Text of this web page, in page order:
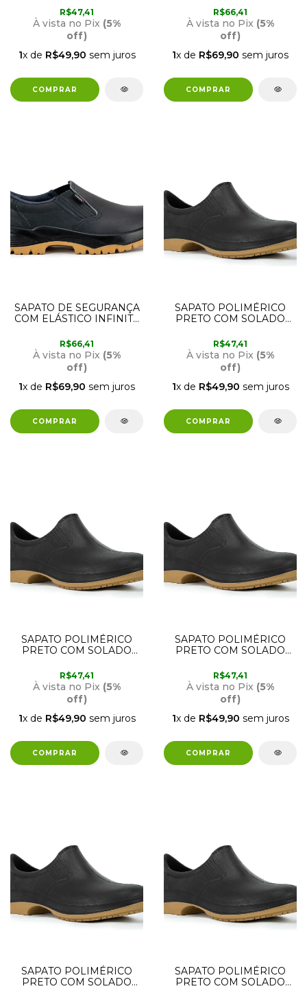
FORRO N40
70.79.400.000 VONDER
R$47,41
À vista no Pix (5%
off)
1x de R$49,90 sem juros
BIDENSIDADE BICO DE
PVC 40 CRIVAL
R$66,41
À vista no Pix (5%
off)
1x de R$69,90 sem juros
SAPATO DE SEGURANÇA
COM ELÁSTICO INFINITY
BIDENSIDADE BICO DE
PVC 43 CRIVAL
R$66,41
À vista no Pix (5%
off)
1x de R$69,90 sem juros
SAPATO POLIMÉRICO
PRETO COM SOLADO
R$47,41
À vista no Pix (5%
off)
1x de R$49,90 sem juros
SAPATO POLIMÉRICO
PRETO COM SOLADO
CRIVAL
R$47,41
À vista no Pix (5%
off)
1x de R$49,90 sem juros
SAPATO POLIMÉRICO
PRETO COM SOLADO
CRIVAL
R$47,41
À vista no Pix (5%
off)
1x de R$49,90 sem juros
SAPATO POLIMÉRICO
PRETO COM SOLADO
SAPATO POLIMÉRICO
PRETO COM SOLADO